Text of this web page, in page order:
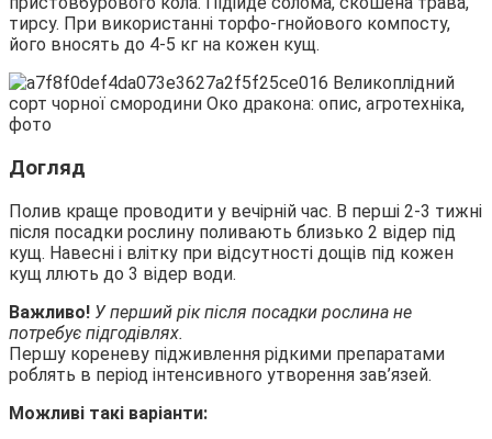
тирсу. При використанні торфо-гнойового компосту,
його вносять до 4-5 кг на кожен кущ.
Догляд
Полив краще проводити у вечірній час. В перші 2-3 тижні
після посадки рослину поливають близько 2 відер під
кущ. Навесні і влітку при відсутності дощів під кожен
кущ ллють до 3 відер води.
Важливо! У перший рік після посадки рослина не
потребує підгодівлях.
Першу кореневу підживлення рідкими препаратами
роблять в період інтенсивного утворення зав’язей.
Можливі такі варіанти: